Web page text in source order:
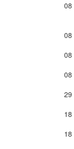
08
08
08
08
29